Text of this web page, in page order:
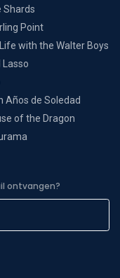
Shards
Point
with the Walter Boys
Lasso
Años de Soledad
of the Dragon
ontvangen?